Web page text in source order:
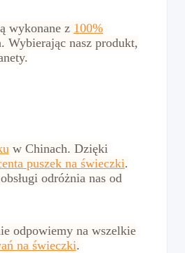
wykonane z 100%
Wybierając nasz produkt,
w Chinach. Dzięki
puszek na świeczki.
odróżnia nas od
odpowiemy na wszelkie
na świeczki.